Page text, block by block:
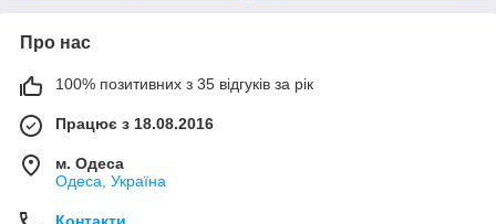
Про нас
100% позитивних з 35 відгуків за рік
Працює з 18.08.2016
м. Одеса
Одеса, Україна